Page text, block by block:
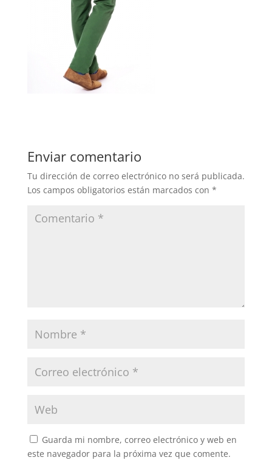
Enviar comentario
Tu dirección de correo electrónico no será publicada.
Los campos obligatorios están marcados con *
Guarda mi nombre, correo electrónico y web en
este navegador para la próxima vez que comente.